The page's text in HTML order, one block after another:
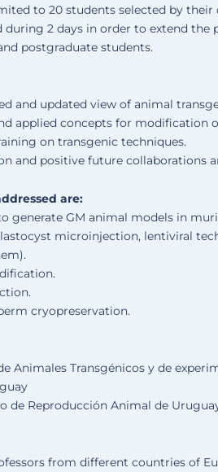
to 20 students selected by
during 2 days in order to extend
postgraduate students.
and updated view of animal
applied concepts for modification
on transgenic techniques.
and positive future collaborations
are:
generate GM animal models in
microinjection, lentiviral
cryopreservation.
Animales Transgénicos y de
de Reproducción Animal de
from different countries of